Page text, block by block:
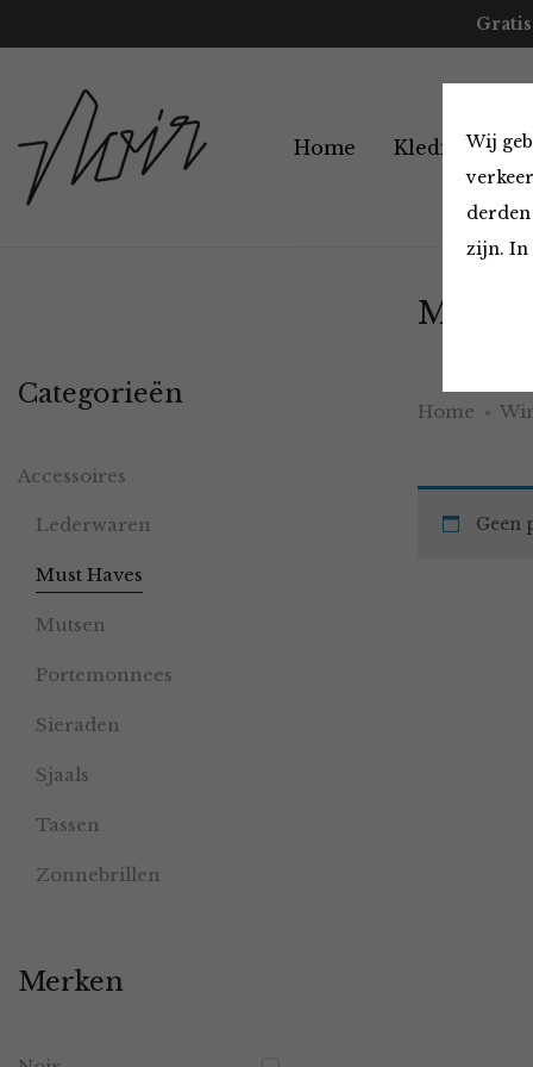
Wij
zijn. In
Home Kleding
Must
Home
Geen
Categorieën
Accessoires
Lederwaren
Must Haves
Mutsen
Portemonnees
Sieraden
Sjaals
Tassen
Zonnebrillen
Merken